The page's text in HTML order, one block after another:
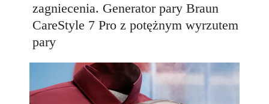
zagniecenia. Generator pary Braun
CareStyle 7 Pro z potężnym wyrzutem
pary